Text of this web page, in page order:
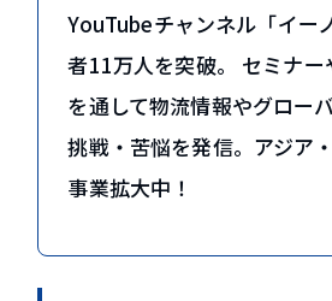
YouTubeチャンネル「イー
者11万人を突破。 セミナ
を通して物流情報やグロー
挑戦・苦悩を発信。アジア
事業拡大中！